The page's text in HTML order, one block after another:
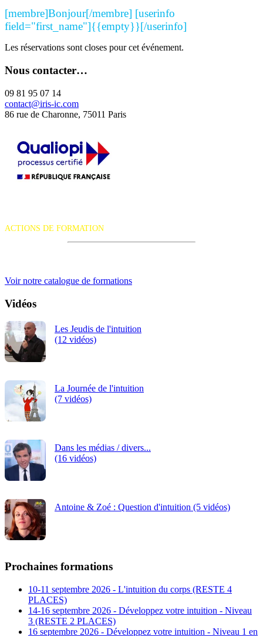
[membre]Bonjour[/membre] [userinfo
field="first_name"]{{empty}}[/userinfo]
Les réservations sont closes pour cet événement.
Nous contacter…
09 81 95 07 14
contact@iris-ic.com
86 rue de Charonne, 75011 Paris
ACTIONS DE FORMATION
Voir notre catalogue de formations
Vidéos
Les Jeudis de l'intuition
(12 vidéos)
La Journée de l'intuition
(7 vidéos)
Dans les médias / divers...
(16 vidéos)
Antoine & Zoé : Question d'intuition (5 vidéos)
Prochaines formations
10-11 septembre 2026 - L'intuition du corps (RESTE 4
PLACES)
14-16 septembre 2026 - Développez votre intuition - Niveau
3 (RESTE 2 PLACES)
16 septembre 2026 - Développez votre intuition - Niveau 1 en